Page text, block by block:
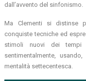
dall’avvento del sinfonismo.
Ma Clementi si distinse
conquiste tecniche ed
stimoli nuovi dei
sentimentalmente,
mentalità settecentesca.